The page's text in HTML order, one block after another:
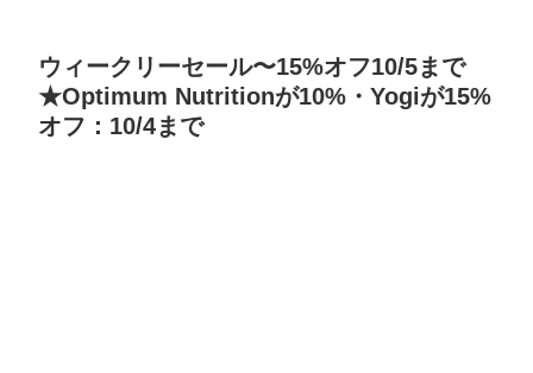
ウィークリーセール〜15%オフ10/5まで
★Optimum Nutritionが10%・Yogiが15%
オフ：10/4まで